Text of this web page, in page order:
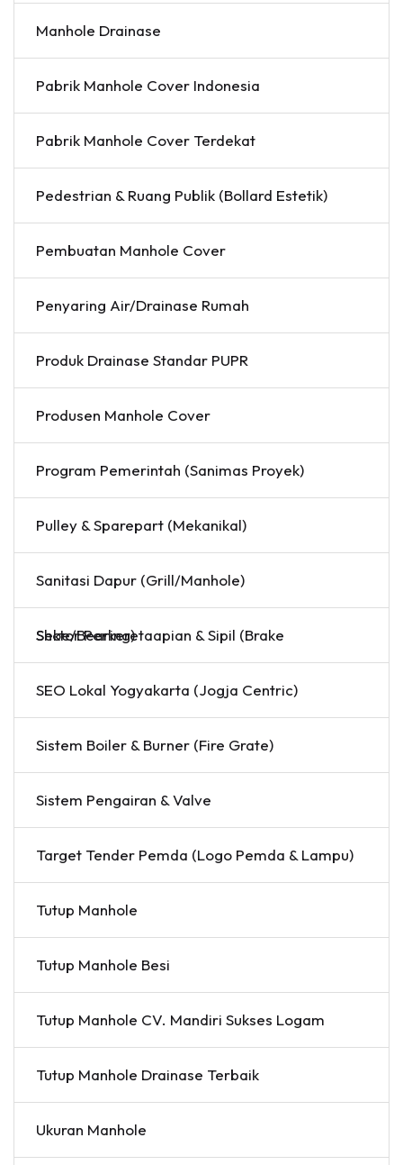
Manhole Drainase
Pabrik Manhole Cover Indonesia
Pabrik Manhole Cover Terdekat
Pedestrian & Ruang Publik (Bollard Estetik)
Pembuatan Manhole Cover
Penyaring Air/Drainase Rumah
Produk Drainase Standar PUPR
Produsen Manhole Cover
Program Pemerintah (Sanimas Proyek)
Pulley & Sparepart (Mekanikal)
Sanitasi Dapur (Grill/Manhole)
Sektor Perkeretaapian & Sipil (Brake Shoe/Bearing)
SEO Lokal Yogyakarta (Jogja Centric)
Sistem Boiler & Burner (Fire Grate)
Sistem Pengairan & Valve
Target Tender Pemda (Logo Pemda & Lampu)
Tutup Manhole
Tutup Manhole Besi
Tutup Manhole CV. Mandiri Sukses Logam
Tutup Manhole Drainase Terbaik
Ukuran Manhole